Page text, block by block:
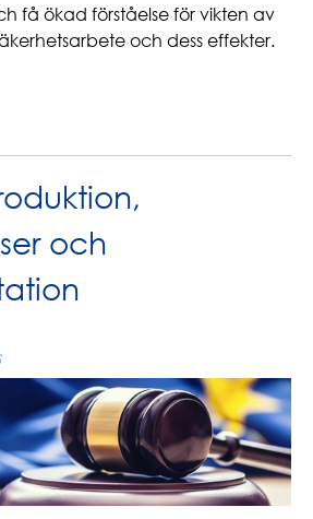
få ökad förståelse för vikten av
och dess effekter.
och